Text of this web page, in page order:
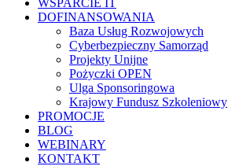
WSPARCIE IT
DOFINANSOWANIA
Baza Usług Rozwojowych
Cyberbezpieczny Samorząd
Projekty Unijne
Pożyczki OPEN
Ulga Sponsoringowa
Krajowy Fundusz Szkoleniowy
PROMOCJE
BLOG
WEBINARY
KONTAKT